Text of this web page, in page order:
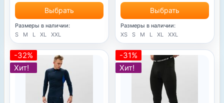
Выбрать
Размеры в наличии:
S
M L XL XXL
Выбрать
Размеры в наличии:
XS
S M L XL XXL
-32%
Хит!
-31%
Хит!